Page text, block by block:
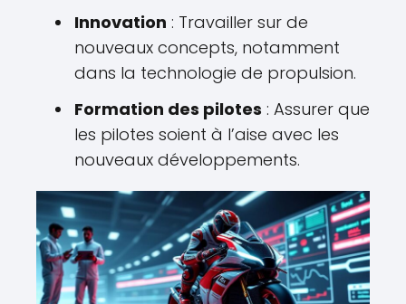
Innovation : Travailler sur de
nouveaux concepts, notamment
dans la technologie de propulsion.
Formation des pilotes : Assurer que
les pilotes soient à l’aise avec les
nouveaux développements.